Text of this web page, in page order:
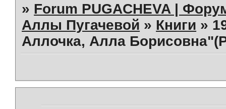
» Forum PUGACHEVA |
Аллы Пугачевой » Книги »
Аллочка, Алла